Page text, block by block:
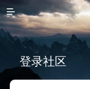

登录社区